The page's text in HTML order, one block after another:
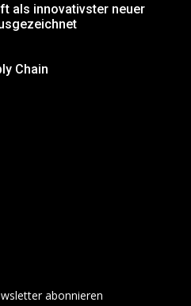
als innovativster neuer
Chain
abonnieren